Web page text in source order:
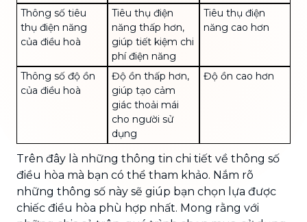
Thông số tiêu
thụ điện năng
của điều hoà
Tiêu thụ điện
năng thấp hơn,
giúp tiết kiệm chi
phí điện năng
Tiêu thụ điện
năng cao hơn
Thông số độ ồn
của điều hoà
Độ ồn thấp hơn,
giúp tạo cảm
giác thoải mái
cho người sử
dụng
Độ ồn cao hơn
Trên đây là những thông tin chi tiết về thông số
điều hòa mà bạn có thể tham khảo. Nắm rõ
những thông số này sẽ giúp bạn chọn lựa được
chiếc điều hòa phù hợp nhất. Mong rằng với